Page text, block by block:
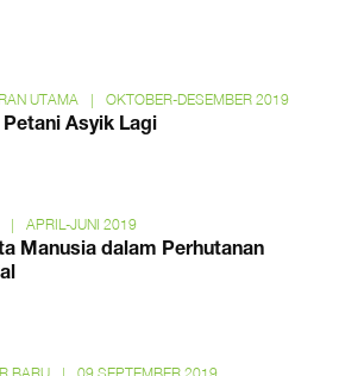
UTAMA | OKTOBER-DESEMBER 2019
Asyik Lagi
| APRIL-JUNI 2019
Manusia dalam Perhutanan
BARU | 09 SEPTEMBER 2019